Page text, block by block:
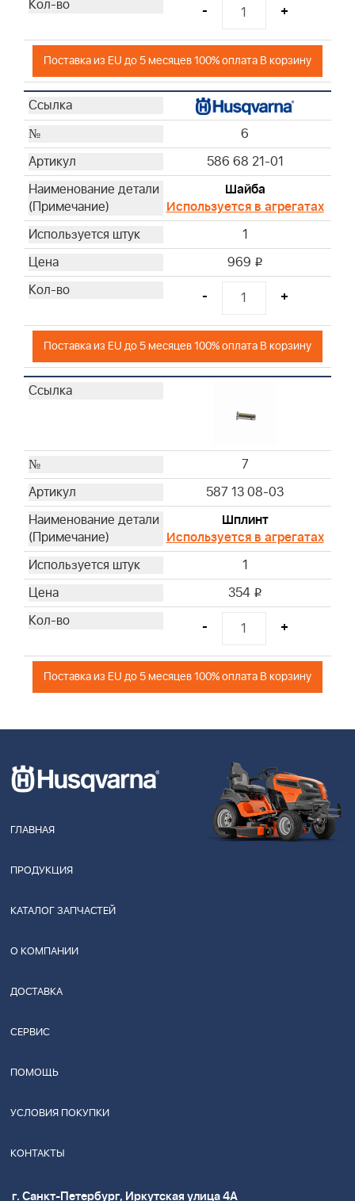
- +
Поставка из EU до 5 месяцев 100% оплата В корзину
6
586 68 21-01
Шайба
Используется в агрегатах
1
969 i
- +
Поставка из EU до 5 месяцев 100% оплата В корзину
7
587 13 08-03
Шплинт
Используется в агрегатах
1
354 i
- +
Поставка из EU до 5 месяцев 100% оплата В корзину
ГЛАВНАЯ
ПРОДУКЦИЯ
КАТАЛОГ ЗАПЧАСТЕЙ
О КОМПАНИИ
ДОСТАВКА
СЕРВИС
ПОМОЩЬ
УСЛОВИЯ ПОКУПКИ
КОНТАКТЫ
г. Санкт-Петербург, Иркутская улица 4А